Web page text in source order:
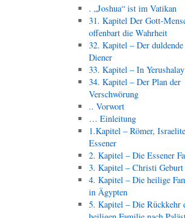
. „Joshua“ ist im Vatikan
31. Kapitel Der Gott-
offenbart die Wahrheit
32. Kapitel – Der duldende
Diener
33. Kapitel – In
34. Kapitel – Der Plan der
Verschwörung
.. Vorwort
… Einleitung
1.Kapitel – Römer,
Essener
2. Kapitel – Die Essener
3. Kapitel – Christi Geburt
4. Kapitel – Die heilige
in Ägypten
5. Kapitel – Die Rückkehr